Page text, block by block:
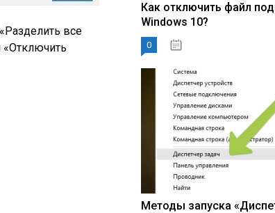
все
«Отключить
Как отключить файл
Windows 10?
0
Методы запуска